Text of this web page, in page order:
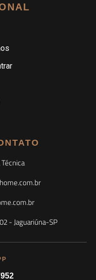
- Jaguariúna-SP